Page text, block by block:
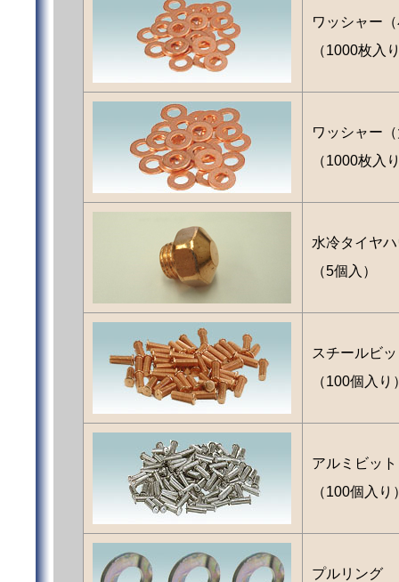
ワッシャー
（1000枚入
ワッシャー
（1000枚入
水冷タイヤ
（5個入）
スチールビ
（100個入り
アルミビット
（100個入り
プルリング